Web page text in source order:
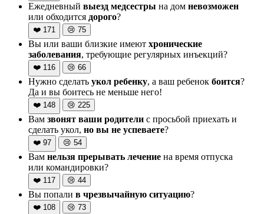
Ежедневный выезд медсестры на дом невозможен
или обходится дорого?
❤️ 171 😢 75
Вы или ваши близкие имеют хронические
заболевания, требующие регулярных инъекций?
❤️ 116 😢 66
Нужно сделать укол ребенку, а ваш ребенок боится?
Да и вы боитесь не меньше него!
❤️ 148 😢 225
Вам звонят ваши родители с просьбой приехать и
сделать укол, но вы не успеваете?
❤️ 97 😢 54
Вам нельзя прерывать лечение на время отпуска
или командировки?
❤️ 117 😢 44
Вы попали в чрезвычайную ситуацию?
❤️ 108 😢 73